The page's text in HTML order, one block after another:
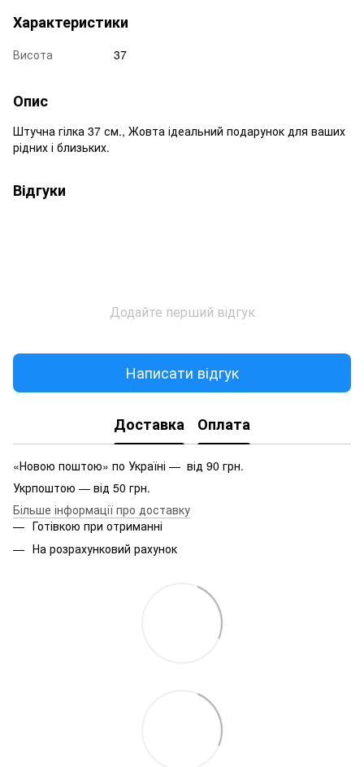
Характеристики
Висота 37
Опис
Штучна гілка 37 см., Жовта ідеальний подарунок для ваших
рідних і близьких.
Відгуки
Додайте перший відгук
Написати відгук
Доставка Оплата
«Новою поштою» по Україні — від 90 грн.
Укрпоштою — від 50 грн.
Більше інформації про доставку
Готівкою при отриманні
На розрахунковий рахунок